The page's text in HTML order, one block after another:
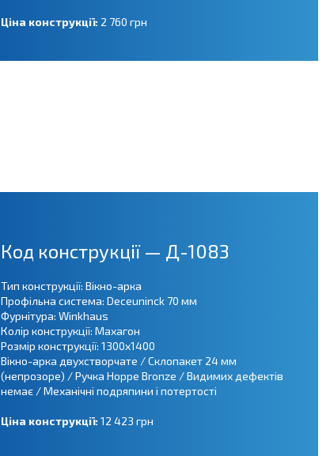
Ціна конструкції: 2 760 грн
Код конструкції — Д-1083
Тип конструкції: Вікно-арка
Профільна система: Deceuninck 70 мм
Фурнітура: Winkhaus
Колір конструкції: Махагон
Розмір конструкції: 1300х1400
Вікно-арка двухстворчате / Склопакет 24 мм
(непрозоре) / Ручка Hoppe Bronze / Видимих дефектів
немає / Механічні подряпини і потертості
Ціна конструкції: 12 423 грн